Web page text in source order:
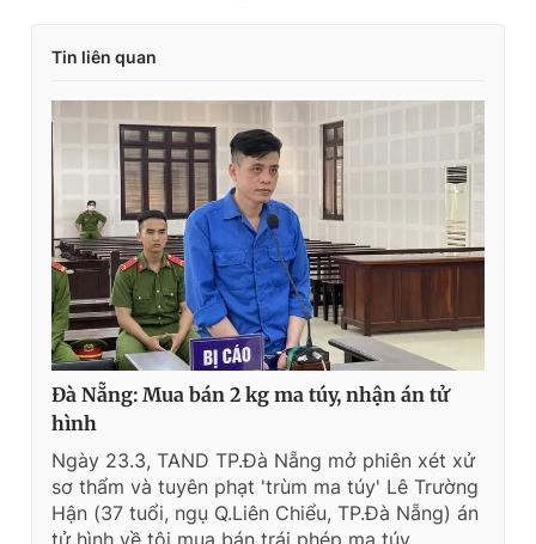
Tin liên quan
Đà Nẵng: Mua bán 2 kg ma túy, nhận án tử
hình
Ngày 23.3, TAND TP.Đà Nẵng mở phiên xét xử
sơ thẩm và tuyên phạt 'trùm ma túy' Lê Trường
Hận (37 tuổi, ngụ Q.Liên Chiểu, TP.Đà Nẵng) án